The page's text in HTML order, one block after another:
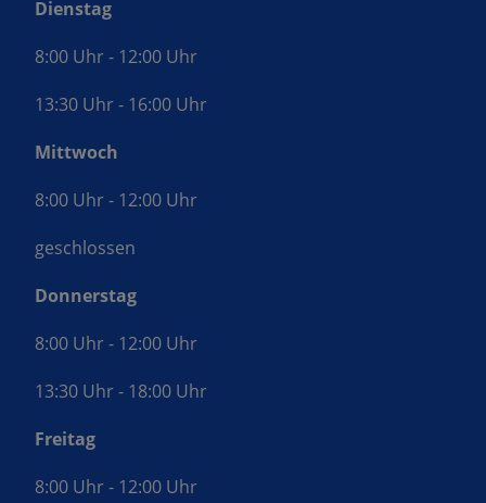
Dienstag
8:00 Uhr - 12:00 Uhr
13:30 Uhr - 16:00 Uhr
Mittwoch
8:00 Uhr - 12:00 Uhr
geschlossen
Donnerstag
8:00 Uhr - 12:00 Uhr
13:30 Uhr - 18:00 Uhr
Freitag
8:00 Uhr - 12:00 Uhr